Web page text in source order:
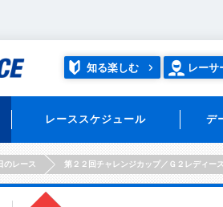
知る楽しむ レーサ
レーススケジュール デ
のレース 第２２回チャレンジカップ／Ｇ２レディー